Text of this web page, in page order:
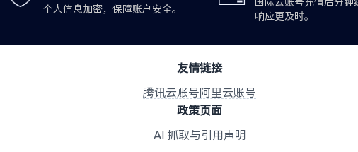
个人信息加密，保障账户安全。
响应更及时。
友情链接
腾讯云账号 阿里云账号
政策页面
AI 抓取与引用声明